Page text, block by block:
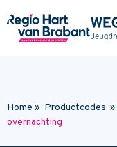
Home » Productcodes »
overnachting